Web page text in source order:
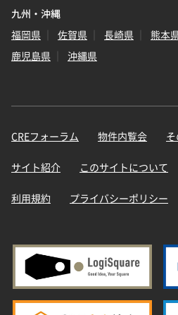
九州・沖縄
福岡県
佐賀県 長崎県 熊本
鹿児島県
沖縄県
CREフォーラム 物件内覧会
サイト紹介 このサイトについて
利用規約 プライバシーポリシー